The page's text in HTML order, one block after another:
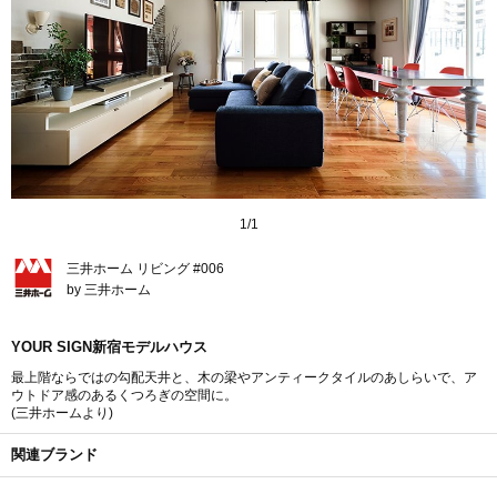
1 /1
三井ホーム リビング #006
by 三井ホーム
YOUR SIGN新宿モデルハウス
最上階ならではの勾配天井と、木の梁やアンティークタイルのあしらいで、ア
ウトドア感のあるくつろぎの空間に。
(三井ホームより)
関連ブランド